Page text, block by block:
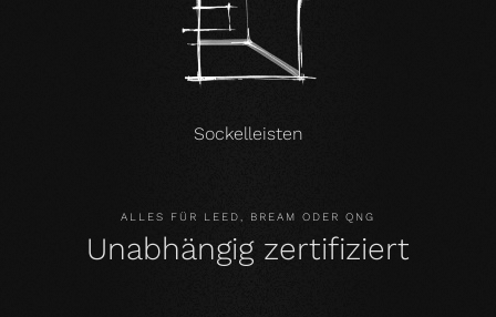
Sockelleisten
ALLES FÜR LEED, BREAM ODER QNG
Unabhängig zertifiziert